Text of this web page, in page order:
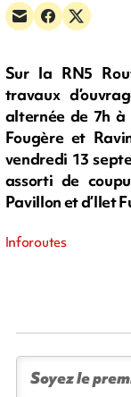
Sur la RN5
travaux
alternée de 7h à
Fougère et
vendredi 13
assorti de
Pavillon et d’Ilet
Inforoutes